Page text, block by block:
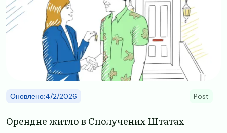
Оновлено:4/2/2026 Post
Орендне житло в Сполучених Штатах